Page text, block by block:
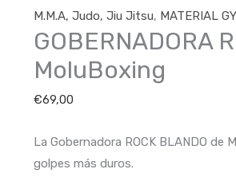
M.M.A, Judo, Jiu Jitsu, MATERIAL
GOBERNADORA
MoluBoxing
€69,00
La Gobernadora ROCK BLANDO
golpes más duros.
cantidad